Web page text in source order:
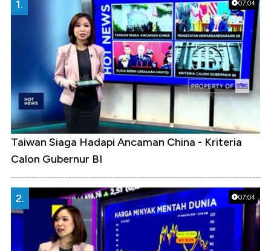
07:04
1.
Taiwan Siaga Hadapi Ancaman China - Kriteria
Calon Gubernur BI
07:04
2.